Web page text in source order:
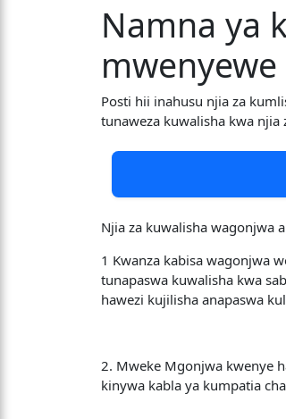
Namna ya
mwenyewe
Posti hii inahusu njia za
tunaweza kuwalisha kwa njia
Njia za kuwalisha wagonjwa
1 Kwanza kabisa wagonjwa
tunapaswa kuwalisha kwa
hawezi kujilisha anapaswa
2. Mweke Mgonjwa kwenye
kinywa kabla ya kumpatia